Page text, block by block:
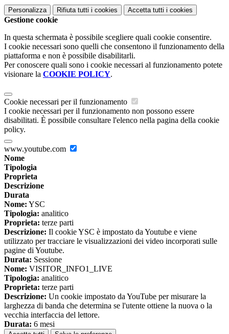
Personalizza Rifiuta tutti i cookies Accetta tutti i cookies
Gestione cookie
In questa schermata è possibile scegliere quali cookie consentire.
I cookie necessari sono quelli che consentono il funzionamento della
piattaforma e non è possibile disabilitarli.
Per conoscere quali sono i cookie necessari al funzionamento potete
visionare la COOKIE POLICY.
Cookie necessari per il funzionamento
I cookie necessari per il funzionamento non possono essere
disabilitati. È possibile consultare l'elenco nella pagina della cookie
policy.
www.youtube.com
Nome
Tipologia
Proprieta
Descrizione
Durata
Nome: YSC
Tipologia: analitico
Proprieta: terze parti
Descrizione: Il cookie YSC è impostato da Youtube e viene
utilizzato per tracciare le visualizzazioni dei video incorporati sulle
pagine di Youtube.
Durata: Sessione
Nome: VISITOR_INFO1_LIVE
Tipologia: analitico
Proprieta: terze parti
Descrizione: Un cookie impostato da YouTube per misurare la
larghezza di banda che determina se l'utente ottiene la nuova o la
vecchia interfaccia del lettore.
Durata: 6 mesi